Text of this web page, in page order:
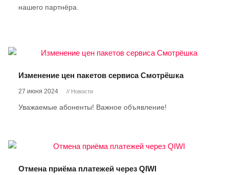
нашего партнёра.
Изменение цен пакетов сервиса Смотрёшка
27 июня 2024 // Новости
Уважаемые абоненты! Важное объявление!
Отмена приёма платежей через QIWI